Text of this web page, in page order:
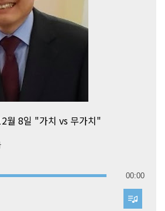
월 8일 "가치 vs 무가치"
00:00